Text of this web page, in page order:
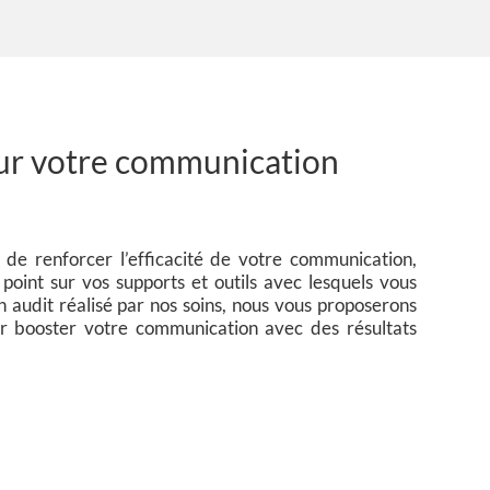
votre communication
renforcer l’efficacité de votre communication,
sur vos supports et outils avec lesquels vous
réalisé par nos soins, nous vous proposerons
booster votre communication avec des résultats